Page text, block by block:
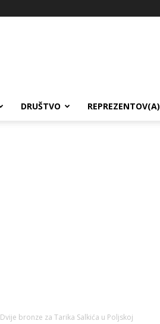
DRUŠTVO REPREZENTOV(A)
Dvije bronze za Tarika Salkića u Poljskoj